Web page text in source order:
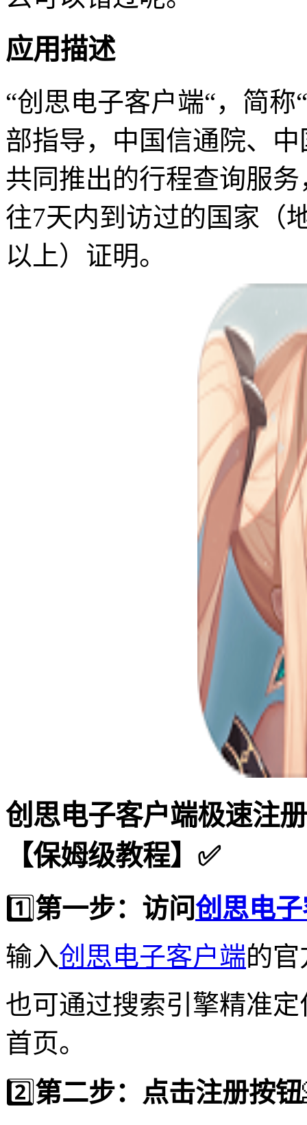
应用描述
“创思电子客户端“，简
部指导，中国信通院、
共同推出的行程查询服
往7天内到访过的国家（
以上）证明。
创思电子客户端极速注
【保姆级教程】✅
1️⃣第一步：访问创思电
输入创思电子客户端的
也可通过搜索引擎精准
首页。
2️⃣第二步：点击注册按钮